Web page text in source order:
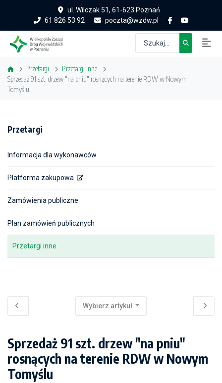
ul. Wilczak 51, 61-623 Poznań
61 826 53 92
poczta@wzdw.pl
Przetargi
Przetargi inne
Sprzedaż 91 szt. drzew "na pniu" rosnących na terenie RDW w Nowym
Tomyślu
Przetargi
Informacja dla wykonawców
Platforma zakupowa
Zamówienia publiczne
Plan zamówień publicznych
Przetargi inne
Wybierz artykuł
Sprzedaż 91 szt. drzew "na pniu"
rosnących na terenie RDW w Nowym
Tomyślu